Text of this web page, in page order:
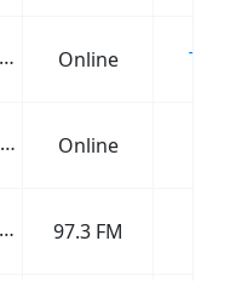
Online
Online
97.3 FM